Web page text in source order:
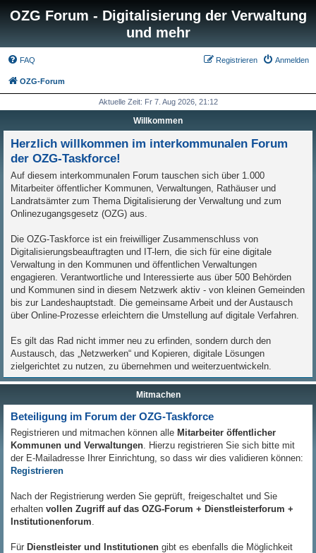
OZG Forum - Digitalisierung der Verwaltung
und mehr
FAQ Anmelden
Registrieren
OZG-Forum
Aktuelle Zeit: Fr 7. Aug 2026, 21:12
Willkommen
Herzlich willkommen im interkommunalen Forum
der OZG-Taskforce!
Auf diesem interkommunalen Forum tauschen sich über 1.000
Mitarbeiter öffentlicher Kommunen, Verwaltungen, Rathäuser und
Landratsämter zum Thema Digitalisierung der Verwaltung und zum
Onlinezugangsgesetz (OZG) aus.
Die OZG-Taskforce ist ein freiwilliger Zusammenschluss von
Digitalisierungsbeauftragten und IT-lern, die sich für eine digitale
Verwaltung in den Kommunen und öffentlichen Verwaltungen
engagieren. Verantwortliche und Interessierte aus über 500 Behörden
und Kommunen sind in diesem Netzwerk aktiv - von kleinen Gemeinden
bis zur Landeshauptstadt. Die gemeinsame Arbeit und der Austausch
über Online-Prozesse erleichtern die Umstellung auf digitale Verfahren.
Es gilt das Rad nicht immer neu zu erfinden, sondern durch den
Austausch, das „Netzwerken“ und Kopieren, digitale Lösungen
zielgerichtet zu nutzen, zu übernehmen und weiterzuentwickeln.
Mitmachen
Beteiligung im Forum der OZG-Taskforce
Registrieren und mitmachen können alle Mitarbeiter öffentlicher
Kommunen und Verwaltungen . Hierzu registrieren Sie sich bitte mit
der E-Mailadresse Ihrer Einrichtung, so dass wir dies validieren können:
Registrieren
Nach der Registrierung werden Sie geprüft, freigeschaltet und Sie
erhalten vollen Zugriff auf das OZG-Forum + Dienstleisterforum +
Institutionenforum
Für Dienstleister und Institutionen gibt es ebenfalls die Möglichkeit